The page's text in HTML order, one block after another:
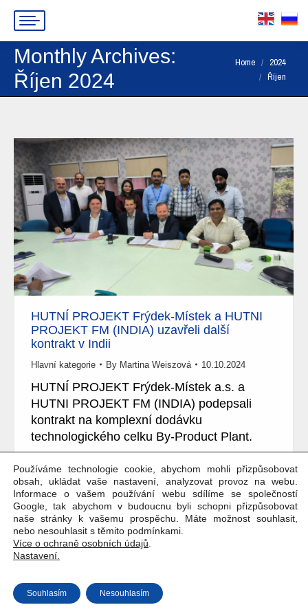
Monthly Archives:
Říjen 2024
You are here:
Home
2024
Říjen
HUTNÍ PROJEKT Frýdek-Místek a HUTNI
PROJEKT FM (INDIA) uzavřeli další
kontrakt v Indii
Hlavní kategorie By Martina Weiszová 10.10.2024
HUTNÍ PROJEKT Frýdek-Místek a.s. a
HUTNI PROJEKT FM (INDIA) podepsali
kontrakt na komplexní dodávku
technologického celku By-Product Plant.
Copyright © Weiron Dynamics, s.r.o. | Tvorba webových stránek a
SEO
Používáme technologie cookie, abychom mohli přizpůsobovat
obsah, ukládat vaše nastavení, analyzovat provoz na webu.
Informace o vašem používání webu sdílíme se společností
Google, tak abychom v budoucnu byli schopni přizpůsobovat
naše stránky k vašemu prospěchu. Máte možnost souhlasit,
nebo nesouhlasit s těmito podmínkami.
Více o ochraně osobních údajů
Nastavení.
Souhlasím Nesouhlasím